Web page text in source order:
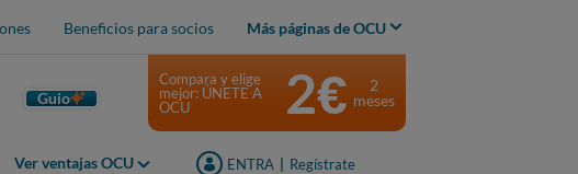
Beneficios para socios Más páginas de OCU
Guio
Ver ventajas OCU ENTRA Regístrate
Compara y elige
mejor: ÚNETE A
OCU
2€
2
meses